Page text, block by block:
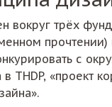
вокруг трёх
с
THDP, «проект